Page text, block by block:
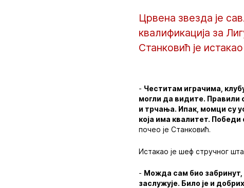
Црвена звезда је
квалификација за
Станковић је
- Честитам играчима,
могли да видите. Правили
и трчања. Ипак, момци су
која има квалитет.
почео је Станковић.
Истакао је шеф стручног
- Можда сам био
заслужује. Било је и